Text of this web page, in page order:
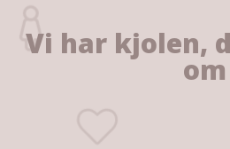
Vi har kjolen,
om